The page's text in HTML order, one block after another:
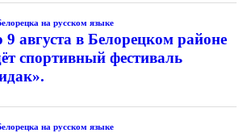
на русском языке
9 августа в Белорецком районе
спортивный фестиваль
на русском языке